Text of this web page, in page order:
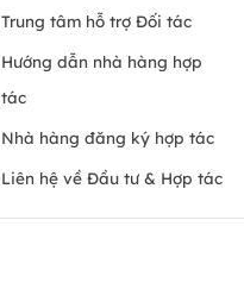
Trung tâm hỗ trợ Đối tác
Hướng dẫn nhà hàng hợp
tác
Nhà hàng đăng ký hợp tác
Liên hệ về Đầu tư & Hợp tác